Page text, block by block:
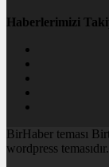
Haberlerimizi
BirHaber teması
wordpress temasıdır.